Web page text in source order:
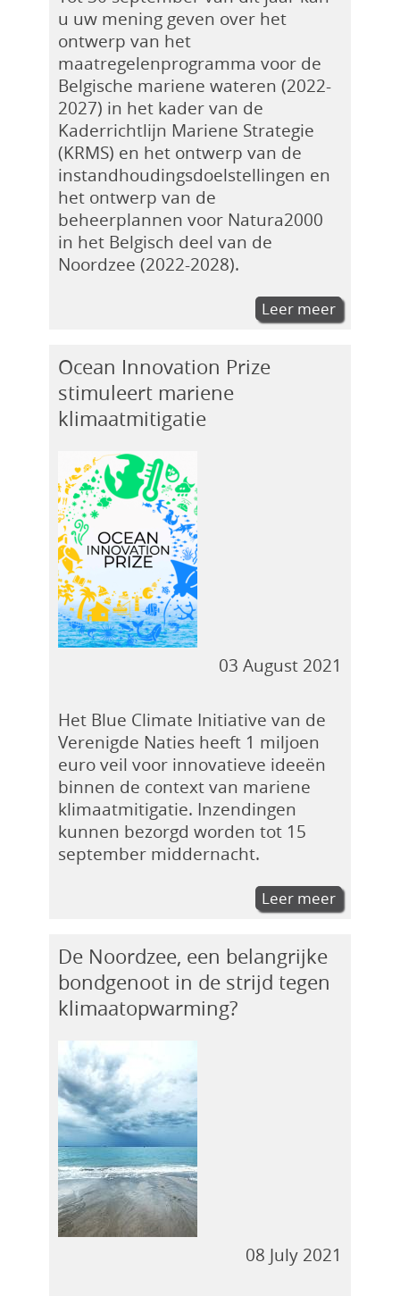
u uw mening geven over het
ontwerp van het
maatregelenprogramma voor de
Belgische mariene wateren (2022-
2027) in het kader van de
Kaderrichtlijn Mariene Strategie
(KRMS) en het ontwerp van de
instandhoudingsdoelstellingen en
het ontwerp van de
beheerplannen voor Natura2000
in het Belgisch deel van de
Noordzee (2022-2028).
Leer meer
Ocean Innovation Prize
stimuleert mariene
klimaatmitigatie
03 August 2021
Het Blue Climate Initiative van de
Verenigde Naties heeft 1 miljoen
euro veil voor innovatieve ideeën
binnen de context van mariene
klimaatmitigatie. Inzendingen
kunnen bezorgd worden tot 15
september middernacht.
Leer meer
De Noordzee, een belangrijke
bondgenoot in de strijd tegen
klimaatopwarming?
08 July 2021